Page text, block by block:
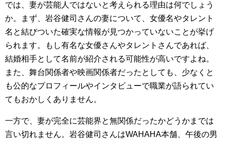
では、妻が芸能人ではないと考えられる理由は何でしょう
か。まず、岩谷健司さんの妻について、女優名やタレント
名と結びついた確実な情報が見つかっていないことが挙げ
られます。もし有名な女優さんやタレントさんであれば、
結婚相手として名前が紹介される可能性が高いですよね。
また、舞台関係者や映画関係者だったとしても、少なくと
も公的なプロフィールやインタビューで職業が語られてい
てもおかしくありません。
一方で、妻が完全に芸能界と無関係だったかどうかまでは
言い切れません。岩谷健司さんはWAHAHA本舗、午後の男